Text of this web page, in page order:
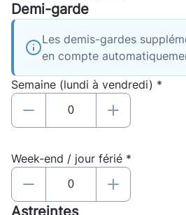
Demi-garde
Les demis-gardes
en compte
Semaine (lundi à vendredi) *
Week-end / jour férié *
Astreintes